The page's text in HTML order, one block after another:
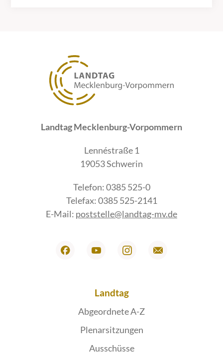
Landtag Mecklenburg-Vorpommern
Lennéstraße 1
19053 Schwerin
Telefon: 0385 525-0
Telefax: 0385 525-2141
E-Mail: poststelle@landtag-mv.de
Landtag
Abgeordnete A-Z
Plenarsitzungen
Ausschüsse